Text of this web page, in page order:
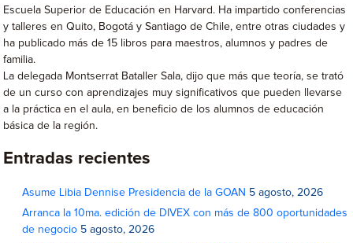
Escuela Superior de Educación en Harvard. Ha impartido conferencias
y talleres en Quito, Bogotá y Santiago de Chile, entre otras ciudades y
ha publicado más de 15 libros para maestros, alumnos y padres de
familia.
La delegada Montserrat Bataller Sala, dijo que más que teoría, se trató
de un curso con aprendizajes muy significativos que pueden llevarse
a la práctica en el aula, en beneficio de los alumnos de educación
básica de la región.
Entradas recientes
Asume Libia Dennise Presidencia de la GOAN 5 agosto, 2026
Arranca la 10ma. edición de DIVEX con más de 800 oportunidades
de negocio 5 agosto, 2026